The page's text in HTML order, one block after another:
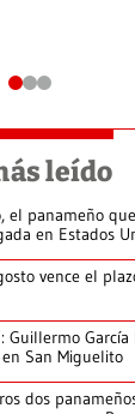
leído
el panameño
en Estados
vence el
Guillermo
San Miguelito
dos